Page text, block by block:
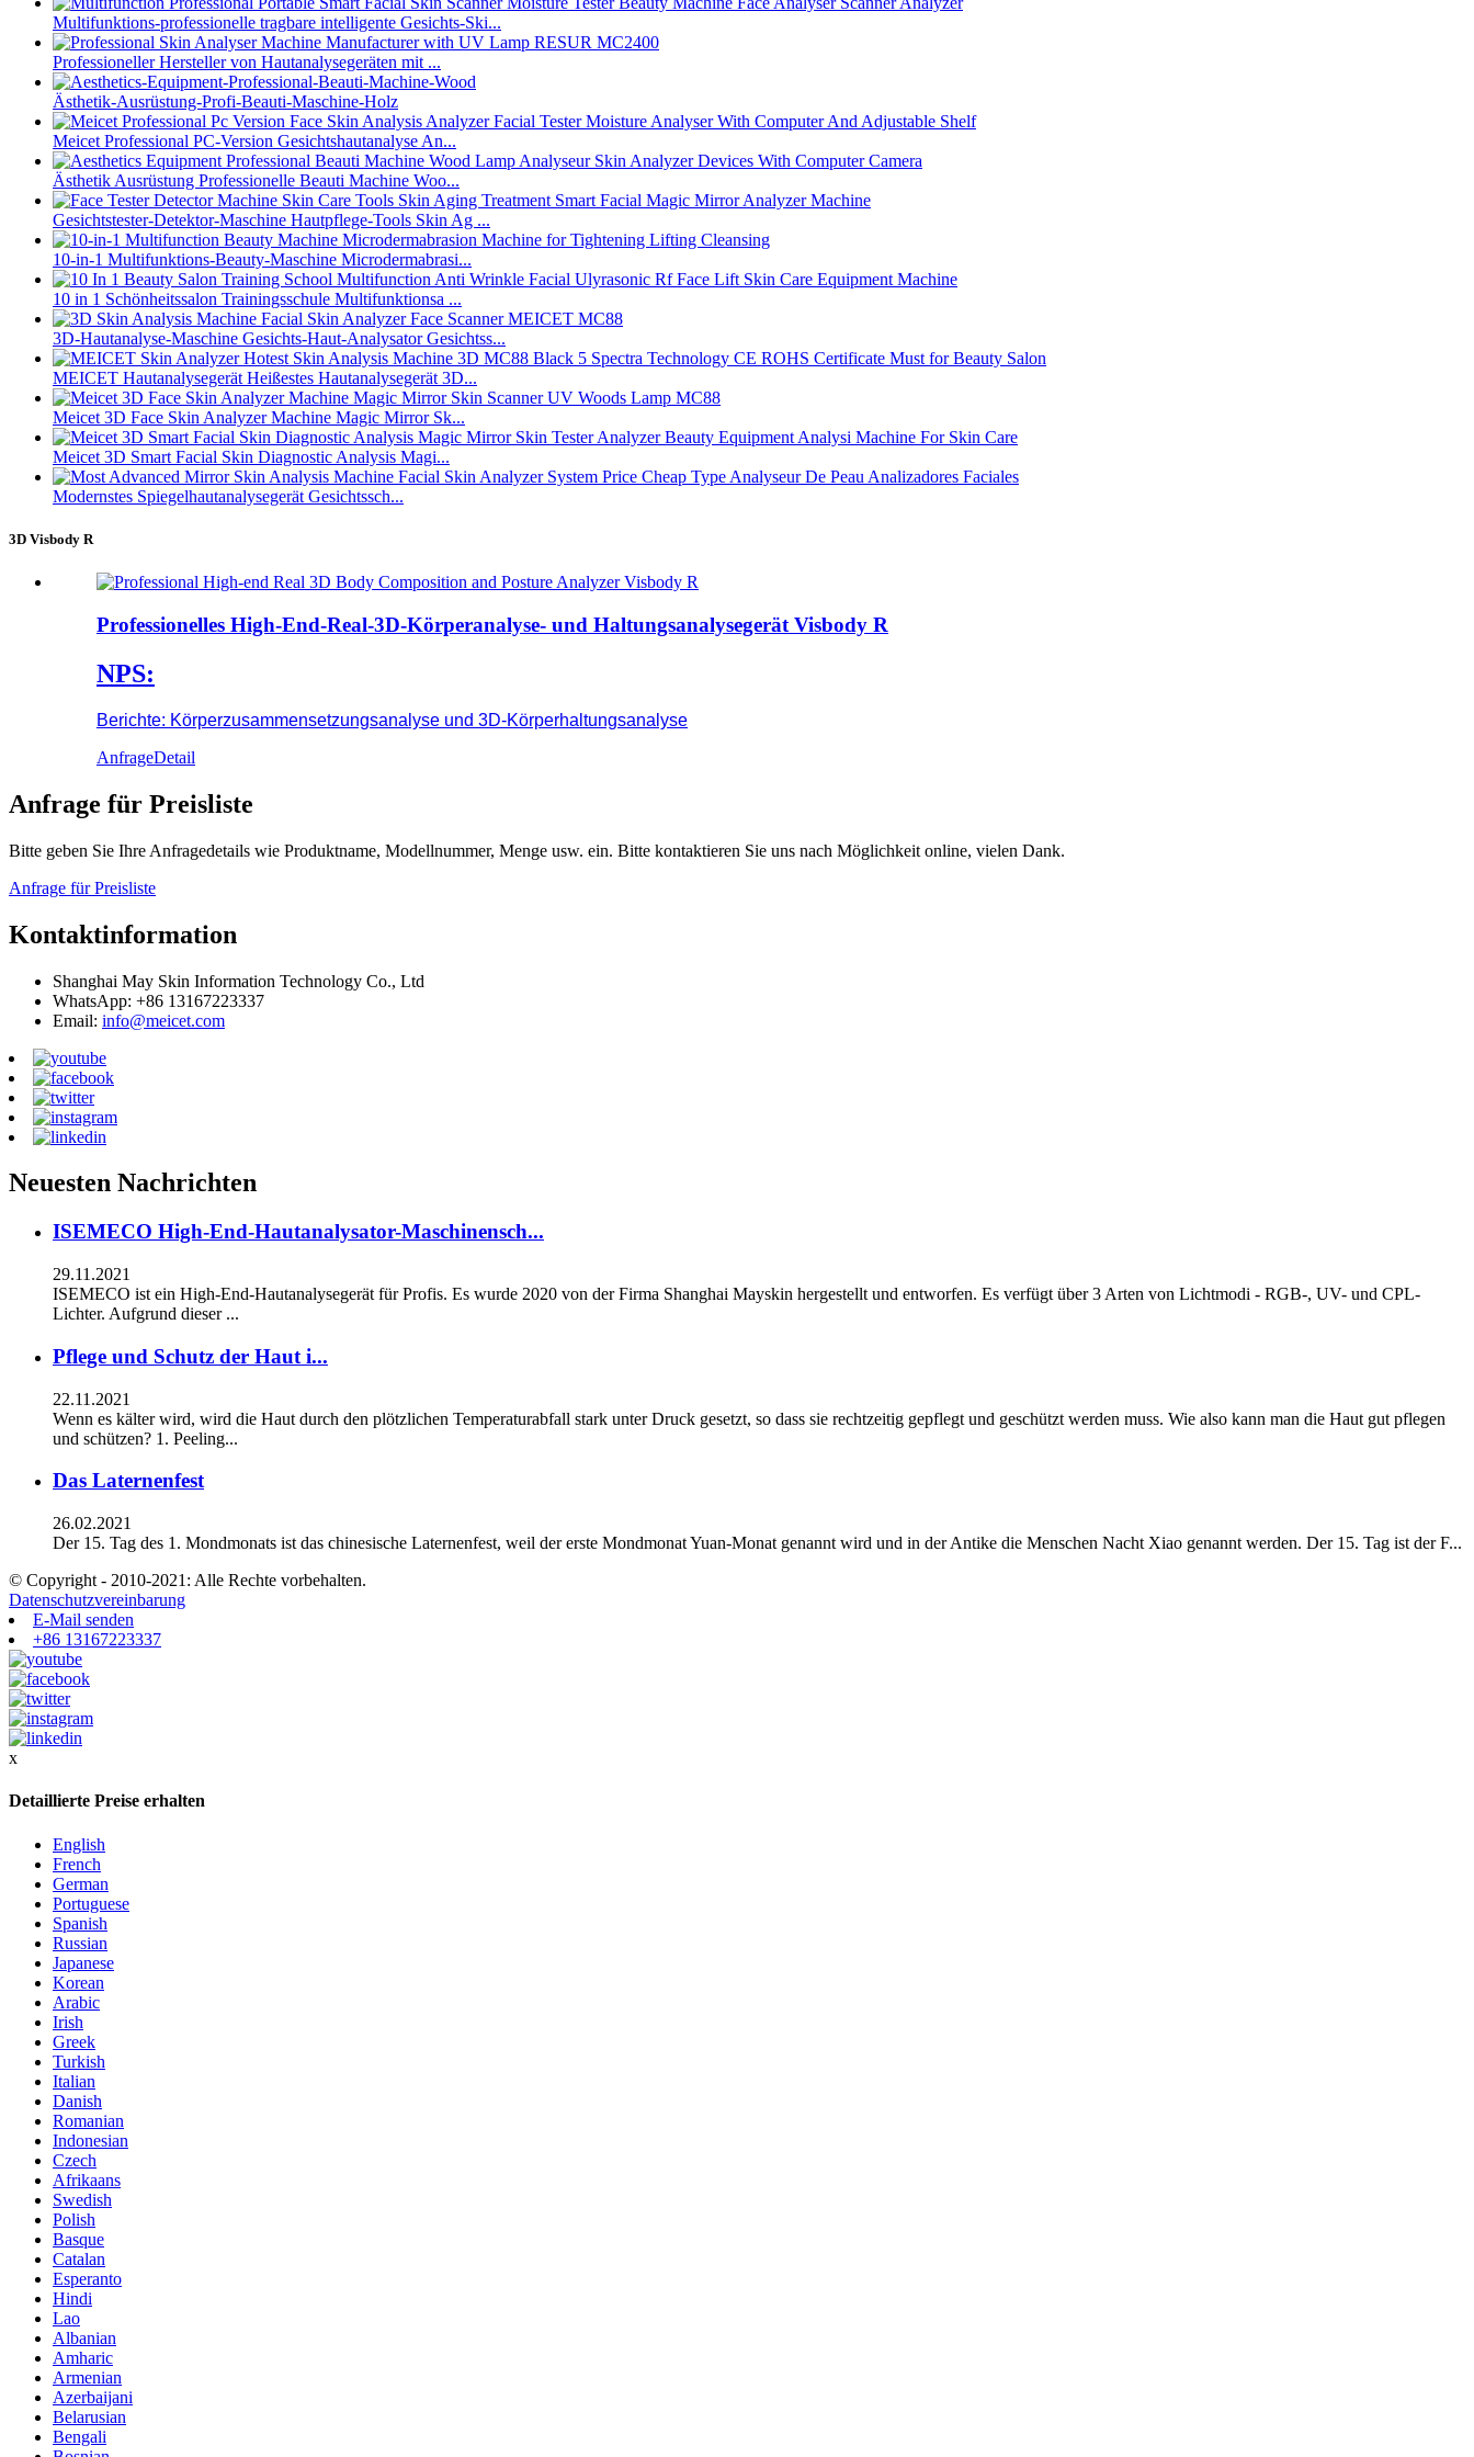
Multifunktions-professionelle tragbare intelligente Gesichts-Ski...
Professioneller Hersteller von Hautanalysegeräten mit ...
Ästhetik-Ausrüstung-Profi-Beauti-Maschine-Holz
Meicet Professional PC-Version Gesichtshautanalyse An...
Ästhetik Ausrüstung Professionelle Beauti Machine Woo...
Gesichtstester-Detektor-Maschine Hautpflege-Tools Skin Ag ...
10-in-1 Multifunktions-Beauty-Maschine Microdermabrasi...
10 in 1 Schönheitssalon Trainingsschule Multifunktionsa ...
3D-Hautanalyse-Maschine Gesichts-Haut-Analysator Gesichtss...
MEICET Hautanalysegerät Heißestes Hautanalysegerät 3D...
Meicet 3D Face Skin Analyzer Machine Magic Mirror Sk...
Meicet 3D Smart Facial Skin Diagnostic Analysis Magi...
Modernstes Spiegelhautanalysegerät Gesichtssch...
3D Visbody R
Professionelles High-End-Real-3D-Körperanalyse- und Haltungsanalysegerät Visbody R
NPS:
Berichte: Körperzusammensetzungsanalyse und 3D-Körperhaltungsanalyse
AnfrageDetail
Anfrage für Preisliste
Bitte geben Sie Ihre Anfragedetails wie Produktname, Modellnummer, Menge usw. ein. Bitte kontaktieren Sie uns nach Möglichkeit online, vielen Dank.
Anfrage für Preisliste
Kontaktinformation
Shanghai May Skin Information Technology Co., Ltd
WhatsApp: +86 13167223337
Email: info@meicet.com
Neuesten Nachrichten
ISEMECO High-End-Hautanalysator-Maschinensch...
29.11.2021
ISEMECO ist ein High-End-Hautanalysegerät für Profis. Es wurde 2020 von der Firma Shanghai Mayskin hergestellt und entworfen. Es verfügt über 3 Arten von Lichtmodi - RGB-, UV- und CPL-
Lichter. Aufgrund dieser ...
Pflege und Schutz der Haut i...
22.11.2021
Wenn es kälter wird, wird die Haut durch den plötzlichen Temperaturabfall stark unter Druck gesetzt, so dass sie rechtzeitig gepflegt und geschützt werden muss. Wie also kann man die Haut gut pflegen
und schützen? 1. Peeling...
Das Laternenfest
26.02.2021
Der 15. Tag des 1. Mondmonats ist das chinesische Laternenfest, weil der erste Mondmonat Yuan-Monat genannt wird und in der Antike die Menschen Nacht Xiao genannt werden. Der 15. Tag ist der F...
© Copyright - 2010-2021: Alle Rechte vorbehalten.
Datenschutzvereinbarung
E-Mail senden
+86 13167223337
x
Detaillierte Preise erhalten
English
French
German
Portuguese
Spanish
Russian
Japanese
Korean
Arabic
Irish
Greek
Turkish
Italian
Danish
Romanian
Indonesian
Czech
Afrikaans
Swedish
Polish
Basque
Catalan
Esperanto
Hindi
Lao
Albanian
Amharic
Armenian
Azerbaijani
Belarusian
Bengali